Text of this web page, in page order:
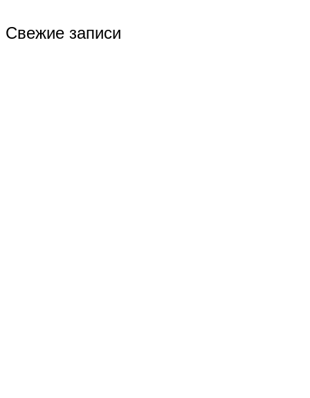
Свежие записи